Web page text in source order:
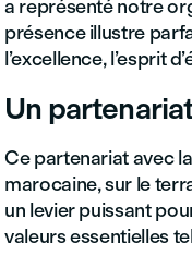
a représenté notre
présence illustre
l’excellence, l’esprit
Un
Ce partenariat avec
marocaine, sur le
un levier puissant
valeurs essentielles